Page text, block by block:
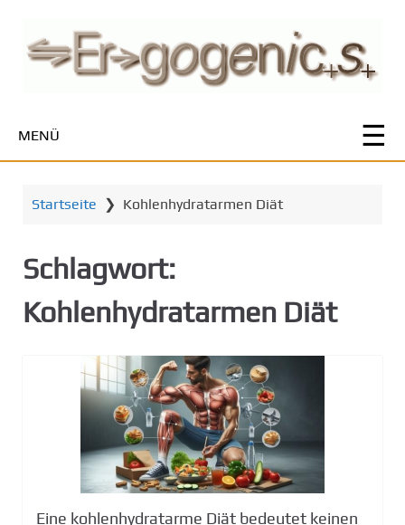
t
MENÜ
Startseite ❯ Kohlenhydratarmen Diät
Schlagwort:
Kohlenhydratarmen Diät
Eine kohlenhydratarme Diät bedeutet keinen